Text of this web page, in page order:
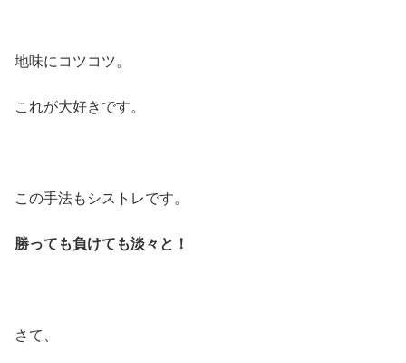
地味にコツコツ。
これが大好きです。
この手法もシストレです。
勝っても負けても淡々と！
さて、